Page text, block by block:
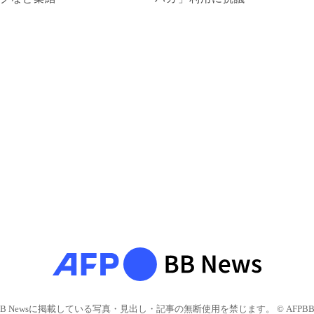
Newsに掲載している写真・見出し・記事の無断使用を禁じます。 © AFPBB